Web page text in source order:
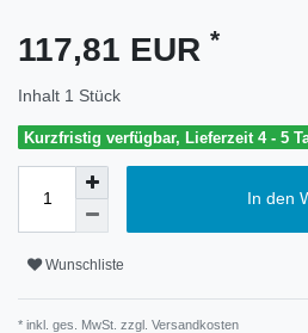
117,81 EUR *
Inhalt 1 Stück
Kurzfristig verfügbar, Lieferzeit 4 - 5
In den
Wunschliste
* inkl. ges. MwSt. zzgl. Versandkosten